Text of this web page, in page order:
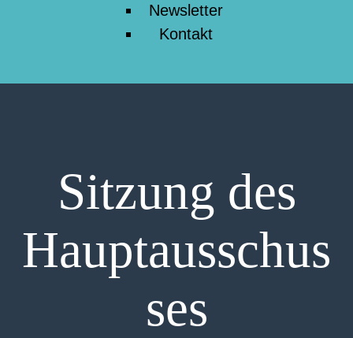
Newsletter
Kontakt
Sitzung des
Hauptausschus
ses